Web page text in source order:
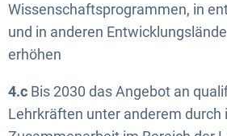
Wissenschaftsprogrammen, in
und in anderen
erhöhen
4.c Bis 2030 das Angebot an
Lehrkräften unter anderem durch